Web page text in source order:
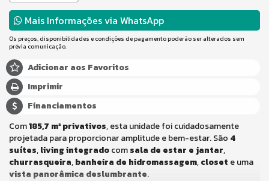
Mais Informações via WhatsApp
Os preços, disponibilidades e condições de pagamento poderão ser alterados sem
prévia comunicação.
Adicionar aos Favoritos
Imprimir
Financiamentos
Com185,7 m² privativos, esta unidade foi cuidadosamente
projetada para proporcionar amplitude e bem-estar. São 4
suítes,living integradocomsala de estar e jantar,
churrasqueira,banheira de hidromassagem,closet e uma
vista panorâmica deslumbrante.